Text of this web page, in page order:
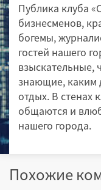
Публика клуба
бизнесменов,
богемы,
гостей нашего
взыскательные,
знающие, каким
отдых. В стенах
общаются и
нашего города.
Похожие